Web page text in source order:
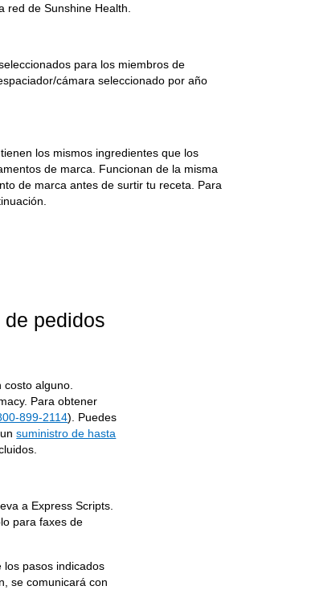
red de Sunshine Health.
para los miembros de
cámara seleccionado por año
los mismos ingredientes que los
de marca. Funcionan de la misma
de marca antes de surtir tu receta. Para
pedidos
costo alguno.
Para obtener
899-2114). Puedes
unsuministro de hasta
a Express Scripts.
para faxes de
pasos indicados
se comunicará con